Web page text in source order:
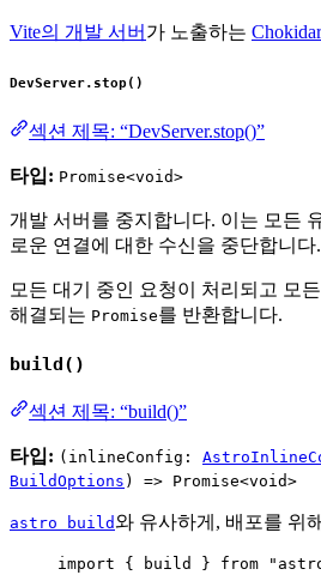
Vite의 개발 서버 가 노출하는
DevServer.stop()
섹션 제목: “DevServer.stop()”
타입: Promise<void>
개발 서버를 중지합니다. 이는 모든
로운 연결에 대한 수신을 중단합니다.
모든 대기 중인 요청이 처리되고 모
해결되는 Promise를 반환합니다.
build()
섹션 제목: “build()”
타입: (inlineConfig:
BuildOptions ) => Promise<void>
astro build와 유사하게, 배포를 위
import { build } from "